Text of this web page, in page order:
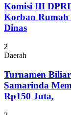
Komisi III
Korban Rumah
Dinas
2
Daerah
Turnamen
Samarinda
Rp150 Juta,